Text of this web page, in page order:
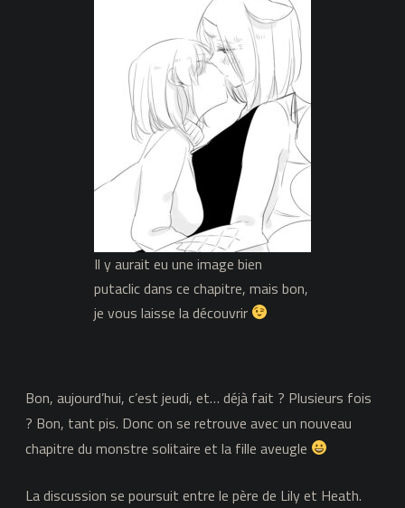
la
fille
aveugle,
chapitre
17
Il y aurait eu une image bien
putaclic dans ce chapitre, mais bon,
je vous laisse la découvrir
Bon, aujourd’hui, c’est jeudi, et… déjà fait ? Plusieurs fois
? Bon, tant pis. Donc on se retrouve avec un nouveau
chapitre du monstre solitaire et la fille aveugle
La discussion se poursuit entre le père de Lily et Heath.